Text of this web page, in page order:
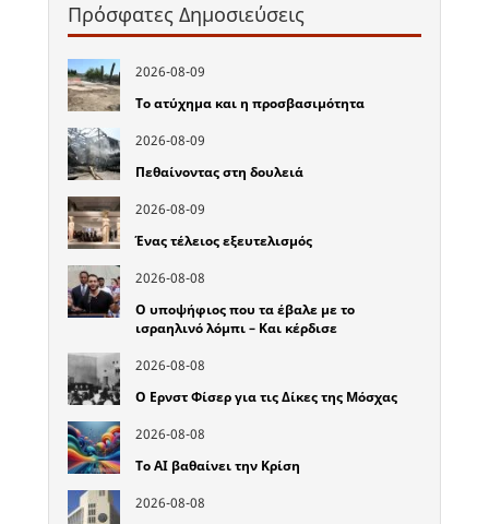
Πρόσφατες Δημοσιεύσεις
2026-08-09
Το ατύχημα και η προσβασιμότητα
2026-08-09
Πεθαίνοντας στη δουλειά
2026-08-09
Ένας τέλειος εξευτελισμός
2026-08-08
Ο υποψήφιος που τα έβαλε με το
ισραηλινό λόμπι – Και κέρδισε
2026-08-08
Ο Ερνστ Φίσερ για τις Δίκες της Μόσχας
2026-08-08
Το ΑΙ βαθαίνει την Κρίση
2026-08-08